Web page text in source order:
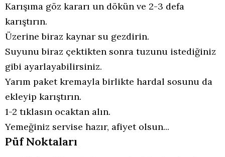
Karışıma göz kararı un dökün ve 2-3 defa
karıştırın.
Üzerine biraz kaynar su gezdirin.
Suyunu biraz çektikten sonra tuzunu istediğiniz
gibi ayarlayabilirsiniz.
Yarım paket kremayla birlikte hardal sosunu da
ekleyip karıştırın.
1-2 tıklasın ocaktan alın.
Yemeğiniz servise hazır, afiyet olsun...
Püf Noktaları